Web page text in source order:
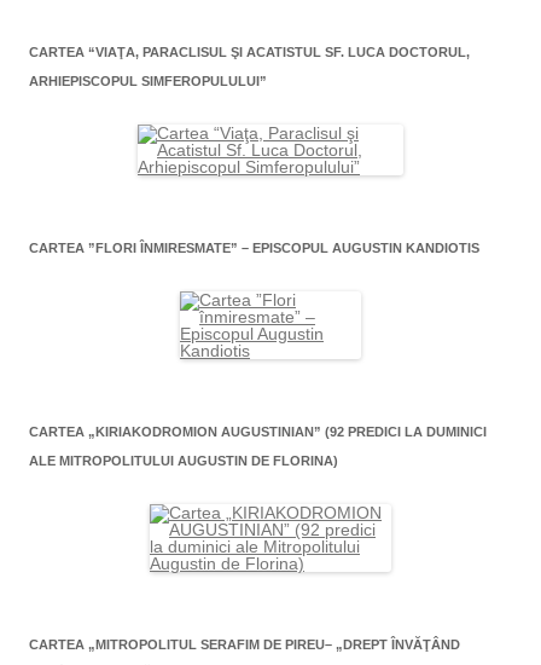
CARTEA “VIAŢA, PARACLISUL ŞI ACATISTUL SF. LUCA DOCTORUL,
ARHIEPISCOPUL SIMFEROPULULUI”
CARTEA ”FLORI ÎNMIRESMATE” – EPISCOPUL AUGUSTIN KANDIOTIS
CARTEA „KIRIAKODROMION AUGUSTINIAN” (92 PREDICI LA DUMINICI
ALE MITROPOLITULUI AUGUSTIN DE FLORINA)
CARTEA „MITROPOLITUL SERAFIM DE PIREU– „DREPT ÎNVĂŢÂND